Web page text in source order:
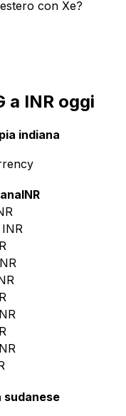
con Xe?
a INR oggi
indiana
INR
INR
sudanese